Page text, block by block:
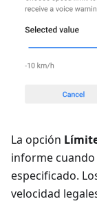
La opción
informe cuando
especificado.
velocidad